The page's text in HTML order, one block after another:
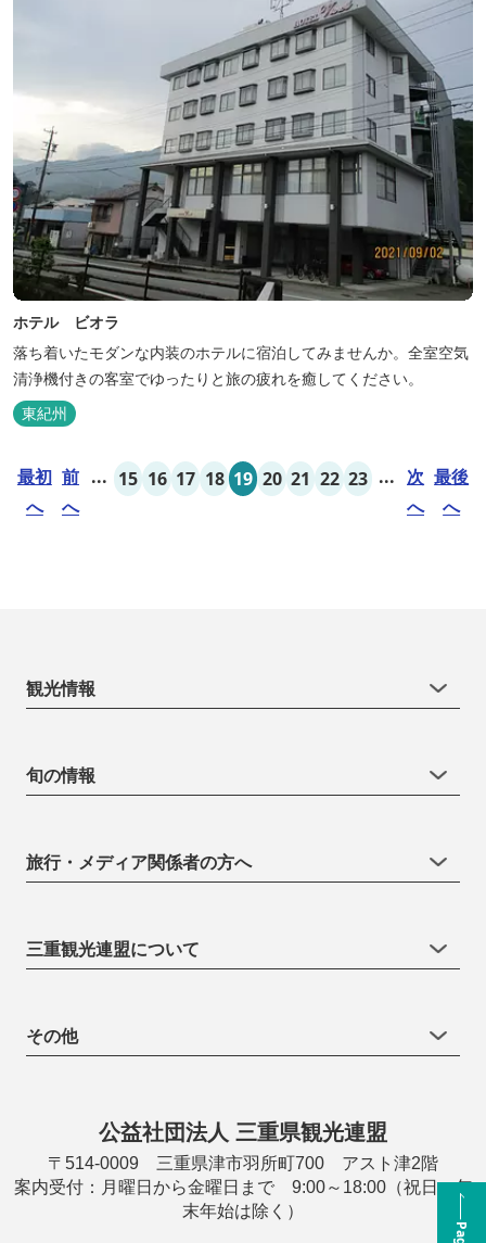
ホテル ビオラ
落ち着いたモダンな内装のホテルに宿泊してみませんか。全室空気
清浄機付きの客室でゆったりと旅の疲れを癒してください。
東紀州
最初
へ
前
へ
... 15 16 17 18 19 20 21 22 23 ... 次
へ
最後
へ
観光情報
旬の情報
旅行・メディア関係者の方へ
三重観光連盟について
その他
公益社団法人 三重県観光連盟
〒514-0009 三重県津市羽所町700 アスト津2階
案内受付：月曜日から金曜日まで 9:00～18:00（祝日・年
末年始は除く）